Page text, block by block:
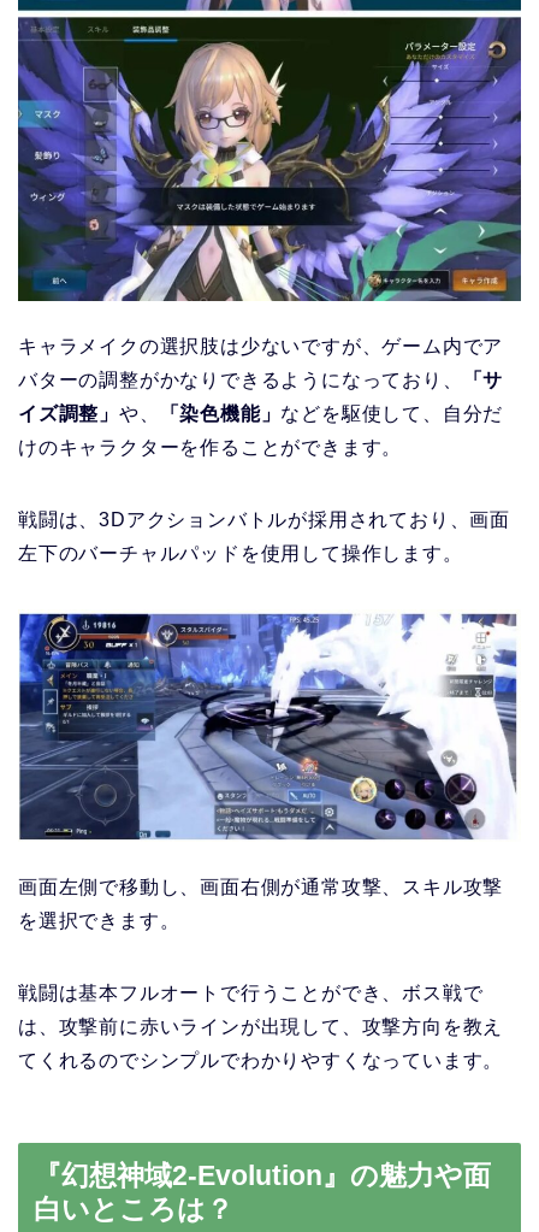
キャラメイクの選択肢は少ないですが、ゲーム内でア
バターの調整がかなりできるようになっており、
「サ
イズ調整」 や、 「染色機能」 などを駆使して、自分だ
けのキャラクターを作ることができます。
戦闘は、3Dアクションバトルが採用されており、画面
左下のバーチャルパッドを使用して操作します。
画面左側で移動し、画面右側が通常攻撃、スキル攻撃
を選択できます。
戦闘は基本フルオートで行うことができ、ボス戦で
は、攻撃前に赤いラインが出現して、攻撃方向を教え
てくれるのでシンプルでわかりやすくなっています。
『幻想神域2-Evolution』の魅力や面
白いところは？